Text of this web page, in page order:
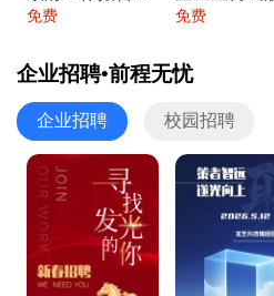
免费 免费
企业招聘•前程无忧
企业招聘 校园招聘